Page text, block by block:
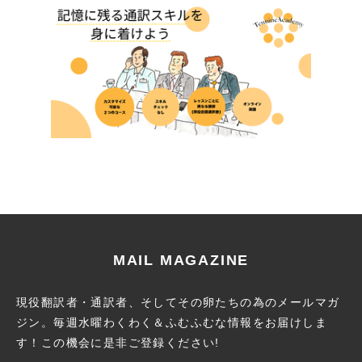
MAIL MAGAZINE
現役翻訳者・通訳者、そしてその卵たちの為のメールマガ
ジン。毎週水曜わくわく＆ふむふむな情報をお届けしま
す！この機会に 是非ご登録ください!